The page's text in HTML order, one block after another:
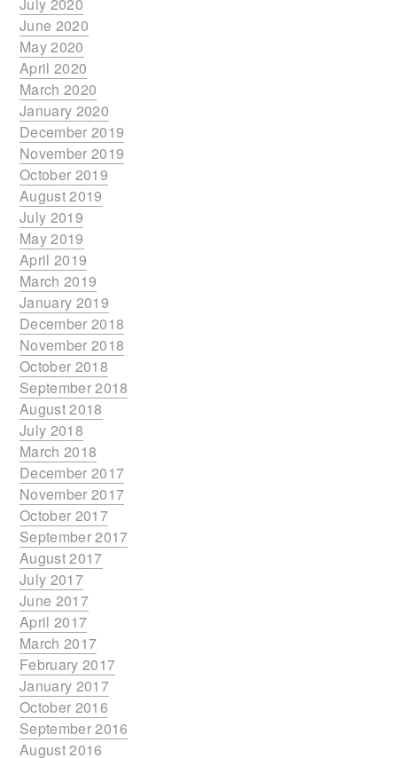
July 2020
June 2020
May 2020
April 2020
March 2020
January 2020
December 2019
November 2019
October 2019
August 2019
July 2019
May 2019
April 2019
March 2019
January 2019
December 2018
November 2018
October 2018
September 2018
August 2018
July 2018
March 2018
December 2017
November 2017
October 2017
September 2017
August 2017
July 2017
June 2017
April 2017
March 2017
February 2017
January 2017
October 2016
September 2016
August 2016